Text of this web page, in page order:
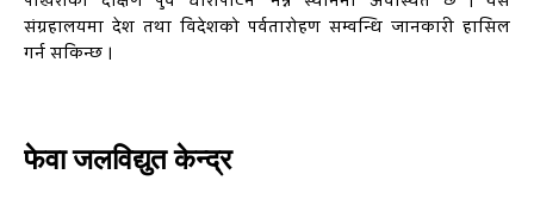
संग्रहालयमा देश तथा विदेशको पर्वतारोहण सम्वन्धि जानकारी हासिल
गर्न सकिन्छ ।
फेवा जलविद्युत केन्द्र